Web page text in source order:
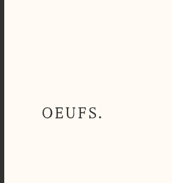
OEUFS.